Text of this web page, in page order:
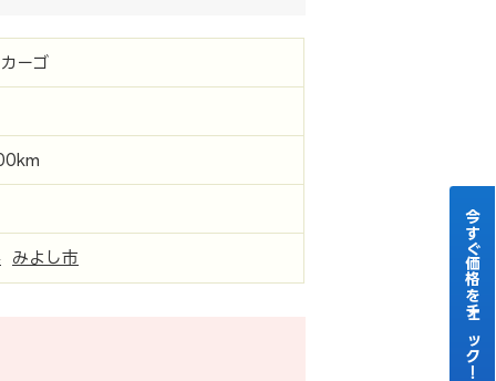
ーゴ
みよし市 今すぐ価格をチェック！